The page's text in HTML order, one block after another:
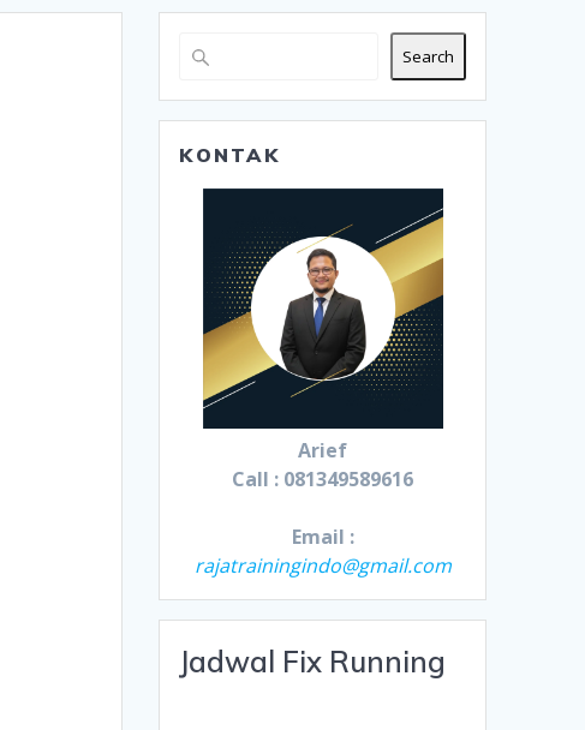
Search
KONTAK
Arief
Call : 081349589616
Email :
rajatrainingindo@gmail.com
Jadwal Fix Running